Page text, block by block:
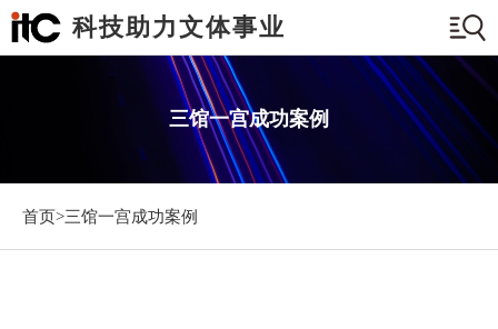
科技助力文体事业
三馆一宫成功案例
首页>三馆一宫成功案例